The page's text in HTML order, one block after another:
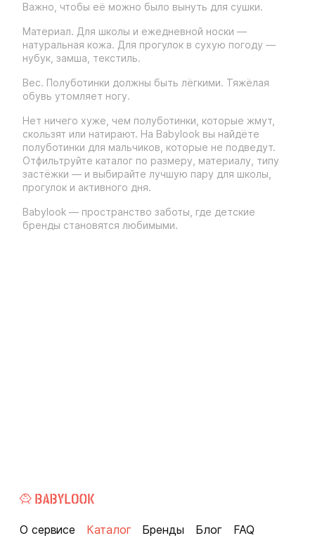
Важно, чтобы её можно было вынуть для сушки.
Материал. Для школы и ежедневной носки —
натуральная кожа. Для прогулок в сухую погоду —
нубук, замша, текстиль.
Вес. Полуботинки должны быть лёгкими. Тяжёлая
обувь утомляет ногу.
Нет ничего хуже, чем полуботинки, которые жмут,
скользят или натирают. На Babylook вы найдёте
полуботинки для мальчиков, которые не подведут.
Отфильтруйте каталог по размеру, материалу, типу
застёжки — и выбирайте лучшую пару для школы,
прогулок и активного дня.
Babylook — пространство заботы, где детские
бренды становятся любимыми.
О сервисе Каталог Бренды Блог
FAQ